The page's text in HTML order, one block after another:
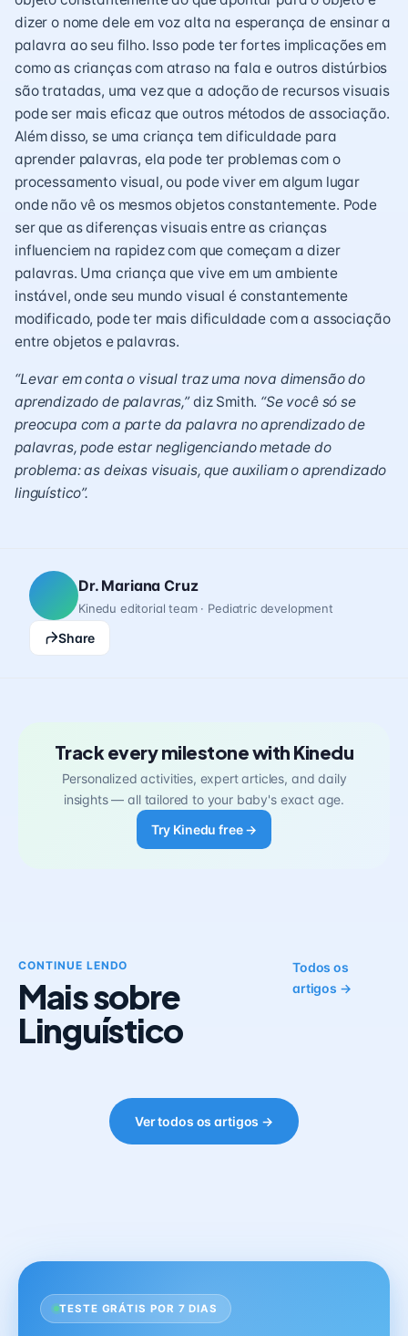
dizer o nome dele em voz alta na esperança de ensinar a
palavra ao seu filho. Isso pode ter fortes implicações em
como as crianças com atraso na fala e outros distúrbios
são tratadas, uma vez que a adoção de recursos visuais
pode ser mais eficaz que outros métodos de associação.
Além disso, se uma criança tem dificuldade para
aprender palavras, ela pode ter problemas com o
processamento visual, ou pode viver em algum lugar
onde não vê os mesmos objetos constantemente. Pode
ser que as diferenças visuais entre as crianças
influenciem na rapidez com que começam a dizer
palavras. Uma criança que vive em um ambiente
instável, onde seu mundo visual é constantemente
modificado, pode ter mais dificuldade com a associação
entre objetos e palavras.
“Levar em conta o visual traz uma nova dimensão do
aprendizado de palavras,”diz Smith. “Se você só se
preocupa com a parte da palavra no aprendizado de
palavras, pode estar negligenciando metade do
problema: as deixas visuais, que auxiliam o aprendizado
linguístico”.
Dr. Mariana Cruz
Kinedu editorial team · Pediatric development
Share
Track every milestone with Kinedu
Personalized activities, expert articles, and daily
insights — all tailored to your baby's exact age.
Try Kinedu free →
CONTINUE LENDO
Mais sobre
Linguístico
Todos os
artigos →
Ver todos os artigos →
TESTE GRÁTIS POR 7 DIAS